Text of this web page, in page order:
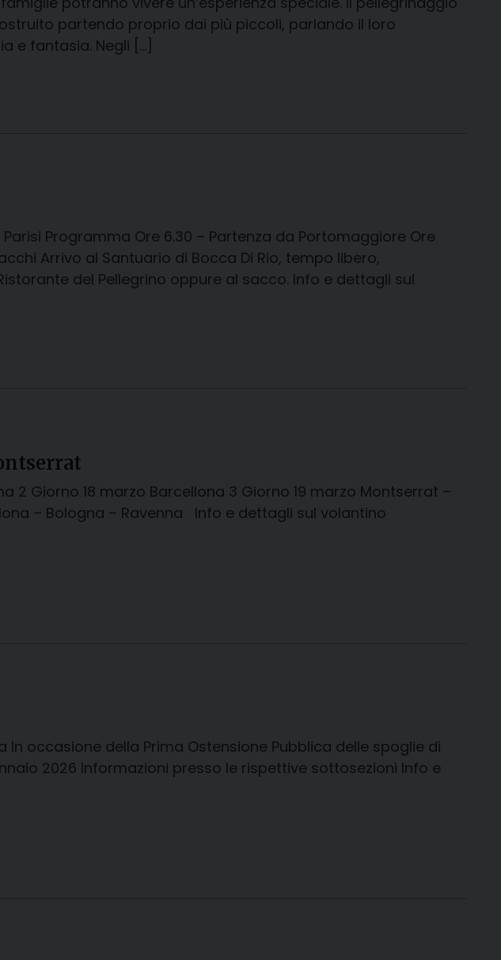
partendo proprio dai più piccoli, parlando il loro
e fantasia. Negli […]
Parisi Programma Ore 6.30 – Partenza da Portomaggiore Ore
Arrivo al Santuario di Bocca Di Rio, tempo libero,
del Pellegrino oppure al sacco. Info e dettagli sul
2 Giorno 18 marzo Barcellona 3 Giorno 19 marzo Montserrat –
– Bologna – Ravenna Info e dettagli sul volantino
In occasione della Prima Ostensione Pubblica delle spoglie di
2026 Informazioni presso le rispettive sottosezioni Info e